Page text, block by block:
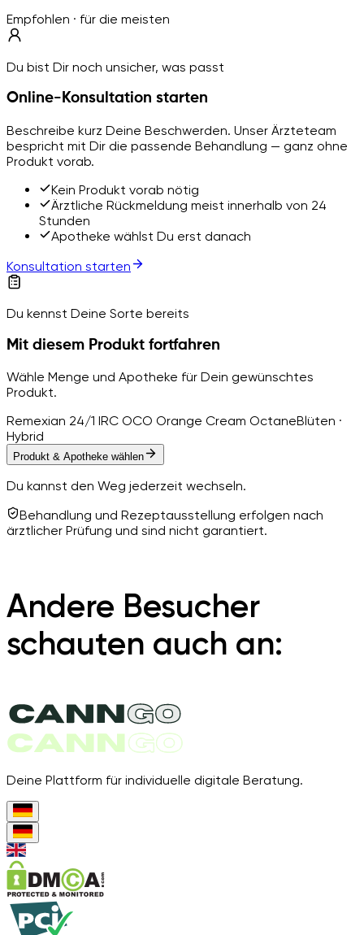
Empfohlen · für die meisten
Du bist Dir noch unsicher, was passt
Online-Konsultation starten
Beschreibe kurz Deine Beschwerden. Unser Ärzteteam
bespricht mit Dir die passende Behandlung — ganz ohne
Produkt vorab.
Kein Produkt vorab nötig
Ärztliche Rückmeldung meist innerhalb von 24
Stunden
Apotheke wählst Du erst danach
Konsultation starten
Du kennst Deine Sorte bereits
Mit diesem Produkt fortfahren
Wähle Menge und Apotheke für Dein gewünschtes
Produkt.
Remexian 24/1 IRC OCO Orange Cream OctaneBlüten ·
Hybrid
Produkt & Apotheke wählen
Du kannst den Weg jederzeit wechseln.
Behandlung und Rezeptausstellung erfolgen nach
ärztlicher Prüfung und sind nicht garantiert.
Andere Besucher
schauten auch an:
Deine Plattform für individuelle digitale Beratung.